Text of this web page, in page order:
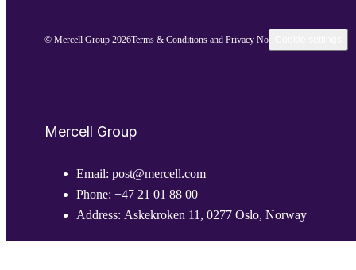
© Mercell Group 2026Terms & Conditions and Privacy Notice
Mercell Group
Email: post@mercell.com
Phone: +47 21 01 88 00
Address: Askekroken 11, 0277 Oslo, Norway